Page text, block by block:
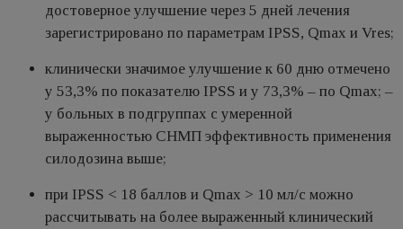
достоверное улучшение через 5 дней лечения
зарегистрировано по параметрам IPSS, Qmax и Vres;
клинически значимое улучшение к 60 дню отмечено
у 53,3% по показателю IPSS и у 73,3% – по Qmax; –
у больных в подгруппах с умеренной
выраженностью СНМП эффективность применения
силодозина выше;
при IPSS < 18 баллов и Qmax > 10 мл/с можно
рассчитывать на более выраженный клинический